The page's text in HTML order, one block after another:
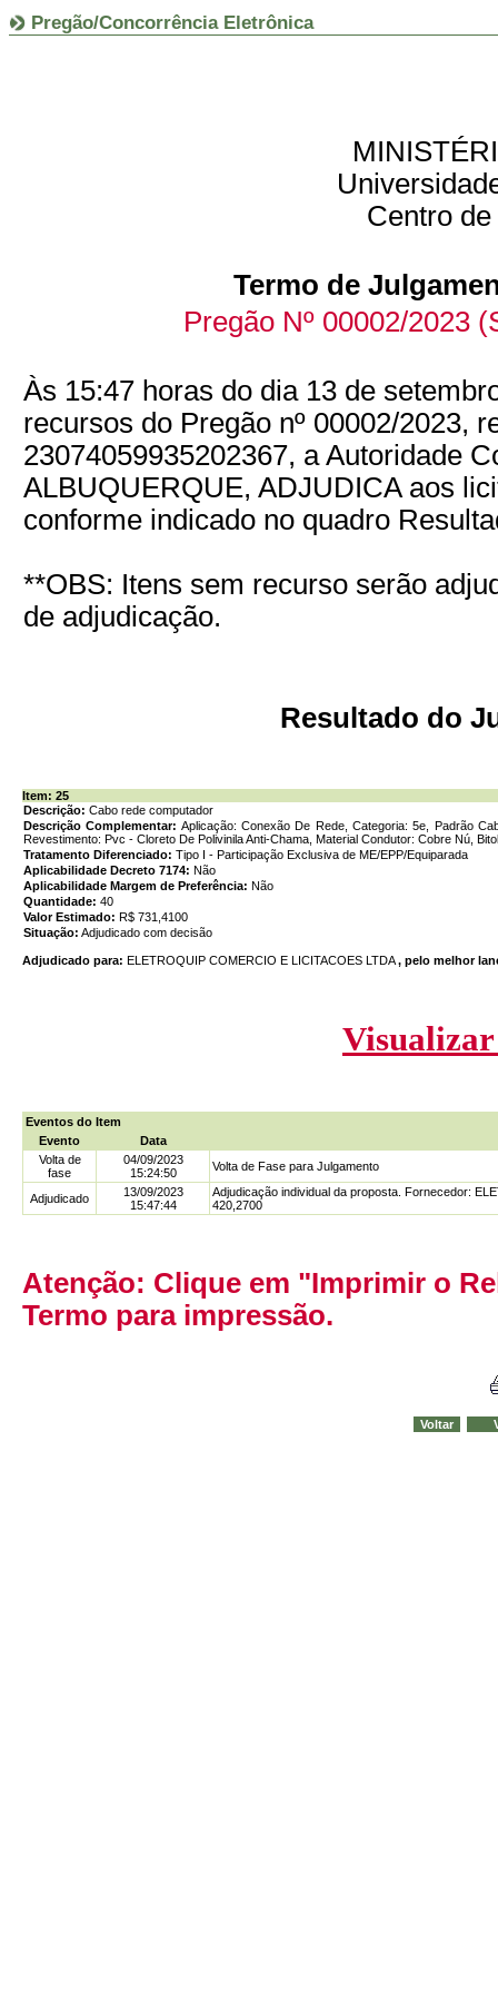
Pregão/Concorrência Eletrônica
Centro
Termo de
Pregão Nº 00002/2023
Às 15:47 horas do dia 13 de
recursos do Pregão nº 00002/2023,
23074059935202367, a Autoridade
ALBUQUERQUE, ADJUDICA aos
conforme indicado no quadro
**OBS: Itens sem recurso serão
de adjudicação.
Resultado do
Item: 25
Descrição: Cabo rede computador
Descrição Complementar: Aplicação: Conexão De Rede, Categoria: 5e, Padrão
Revestimento: Pvc - Cloreto De Polivinila Anti-Chama, Material Condutor: Cobre Nú,
Tratamento Diferenciado: Tipo I - Participação Exclusiva de ME/EPP/Equiparada
Aplicabilidade Decreto 7174: Não
Aplicabilidade Margem de Preferência: Não
Quantidade: 40
Valor Estimado: R$ 731,4100
Situação: Adjudicado com decisão
Adjudicado para: ELETROQUIP COMERCIO E LICITACOES LTDA, pelo melhor
Eventos do Item
Evento
Data
Volta de
fase
04/09/2023
15:24:50
Volta de Fase para Julgamento
Adjudicado
13/09/2023
15:47:44
Adjudicação individual da proposta. Fornecedor:
420,2700
Atenção: Clique em "Imprimir o
Termo para impressão.